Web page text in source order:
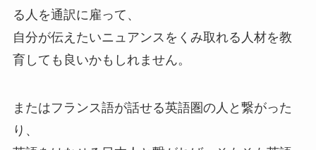
る人を通訳に雇って、
自分が伝えたいニュアンスをくみ取れる人材を教
育しても良いかもしれません。
またはフランス語が話せる英語圏の人と繋がった
り、